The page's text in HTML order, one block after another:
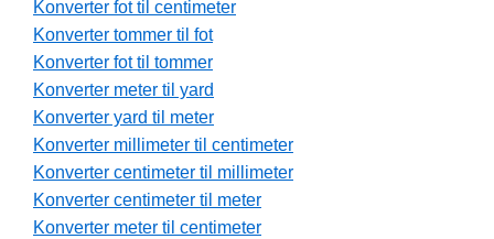
Konverter fot til centimeter
Konverter tommer til fot
Konverter fot til tommer
Konverter meter til yard
Konverter yard til meter
Konverter millimeter til centimeter
Konverter centimeter til millimeter
Konverter centimeter til meter
Konverter meter til centimeter